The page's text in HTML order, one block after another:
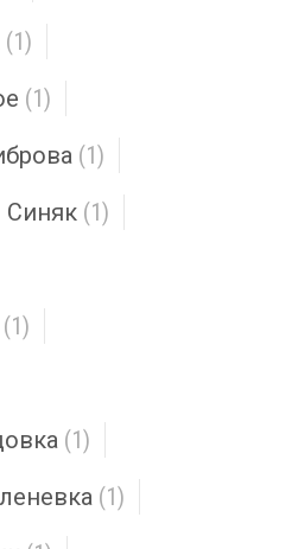
(1)
(1)
(1)
Синяк (1)
(1)
(1)
(1)